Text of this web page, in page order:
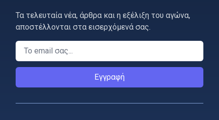
Τα τελευταία νέα, άρθρα και η εξέλιξη του αγώνα,
αποστέλλονται στα εισερχόμενά σας.
Email
Εγγραφή